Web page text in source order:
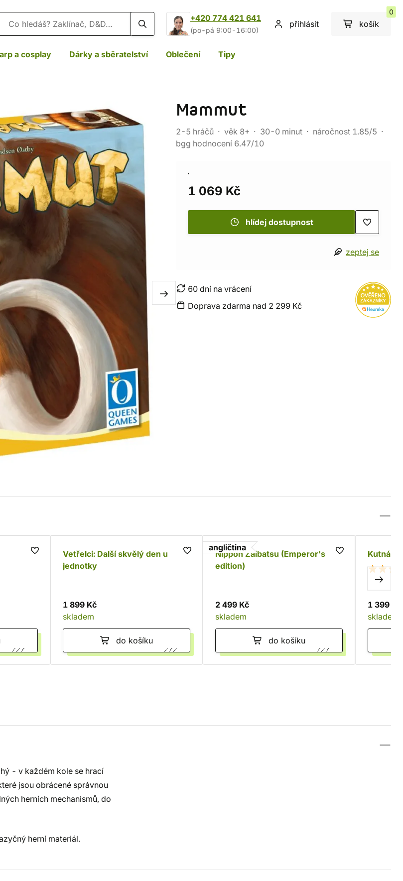
Vyhledávání
+420 774 421 641
(po-pá 9:00-16:00)
přihlásit košík
0
a cosplay Dárky a sběratelství Oblečení Tipy
Mammut
2-5 hráčů věk 8+ 30-0 minut
náročnost 1.85/5
bgg hodnocení 6.47/10
1 069 Kč
hlídej dostupnost
zeptej se
60 dní na vrácení
Doprava zdarma nad 2 299 Kč
Vetřelci: Další skvělý den u
jednotky
1 899 Kč
skladem
do košíku
angličtina
Nippon Zaibatsu (Emperor's
edition)
2 499 Kč
skladem
do košíku
Kutná
1 399 Kč
skladem
- v každém kole se hrací
jsou obrácené správnou
herních mechanismů, do
herní materiál.